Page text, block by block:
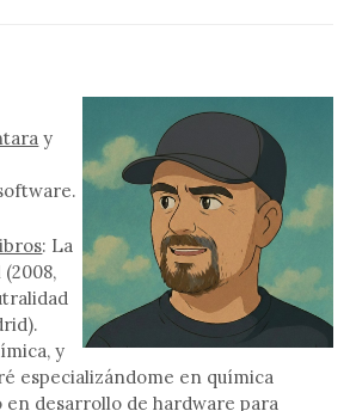
y
: La
y
especializándome en química
desarrollo de hardware para